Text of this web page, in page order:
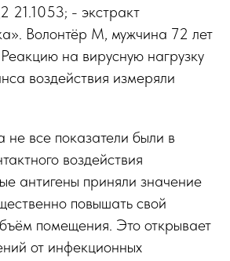
21.1053; - экстракт
Волонтёр М, мужчина 72 лет
на вирусную нагрузку
воздействия измеряли
не все показатели были в
воздействия
антигены приняли значение
повышать свой
помещения. Это открывает
от инфекционных